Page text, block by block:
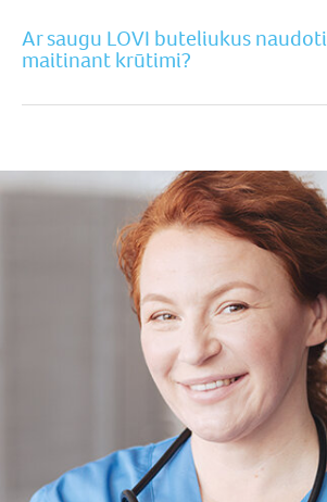
Ar saugu LOVI buteliukus naudoti
maitinant krūtimi?